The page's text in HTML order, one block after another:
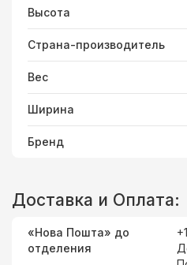
Высота
Страна-производитель
Вес
Ширина
Бренд
Доставка и Оплата:
«Нова Пошта» до
отделения